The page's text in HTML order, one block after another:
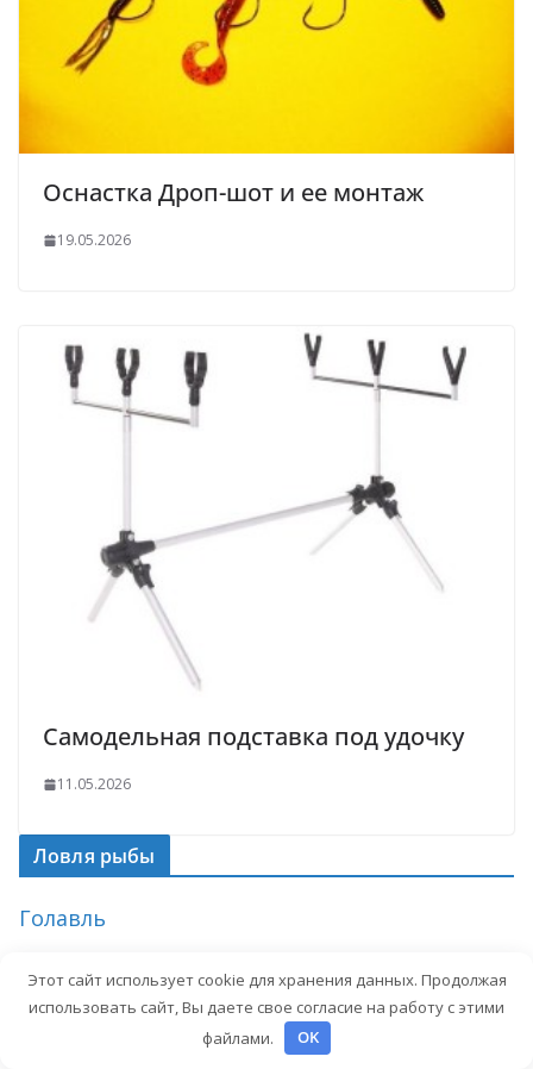
Оснастка Дроп-шот и ее монтаж
19.05.2026
Самодельная подставка под удочку
11.05.2026
Ловля рыбы
Голавль
Карась
Этот сайт использует cookie для хранения данных. Продолжая
использовать сайт, Вы даете свое согласие на работу с этими
файлами.
OK